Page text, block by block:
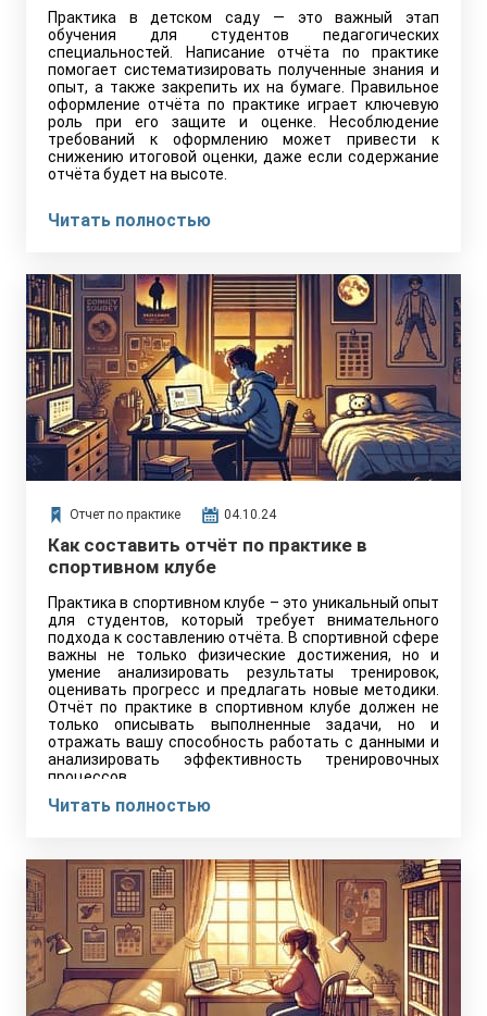
Практика в детском саду — это важный этап
обучения для студентов педагогических
специальностей. Написание отчёта по практике
помогает систематизировать полученные знания и
опыт, а также закрепить их на бумаге. Правильное
оформление отчёта по практике играет ключевую
роль при его защите и оценке. Несоблюдение
требований к оформлению может привести к
снижению итоговой оценки, даже если содержание
отчёта будет на высоте.
Читать полностью
Отчет по практике 04.10.24
Как составить отчёт по практике в
спортивном клубе
Практика в спортивном клубе – это уникальный опыт
для студентов, который требует внимательного
подхода к составлению отчёта. В спортивной сфере
важны не только физические достижения, но и
умение анализировать результаты тренировок,
оценивать прогресс и предлагать новые методики.
Отчёт по практике в спортивном клубе должен не
только описывать выполненные задачи, но и
отражать вашу способность работать с данными и
анализировать эффективность тренировочных
процессов.
Читать полностью